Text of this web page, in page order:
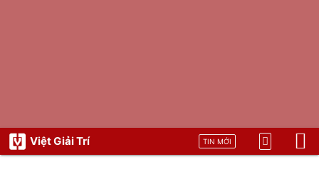
Việt Giải Trí TIN MỚI